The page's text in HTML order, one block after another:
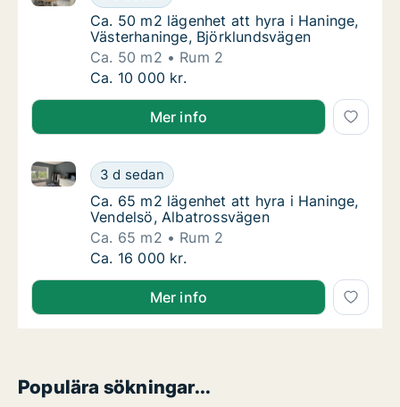
Ca. 50 m2 lägenhet att hyra i Haninge,
Ca. 50 m2 lägenhet att hyra i Haninge,
Västerhaninge, Björklundsvägen
Ca. 50 m2
Rum 2
Ca. 50 m2 lägenhet att hyra i Haninge,
Ca. 10 000 kr.
Mer info
Ca. 65 m2 lägenhet att hyra i Haninge,
3 d sedan
Ca. 65 m2 lägenhet att hyra i Haninge, Vendelsö,
Ca. 65 m2 lägenhet att hyra i Haninge,
Ca. 65 m2 lägenhet att hyra i Haninge,
Vendelsö, Albatrossvägen
Ca. 65 m2
Rum 2
Ca. 65 m2 lägenhet att hyra i Haninge,
Ca. 16 000 kr.
Mer info
Populära sökningar...